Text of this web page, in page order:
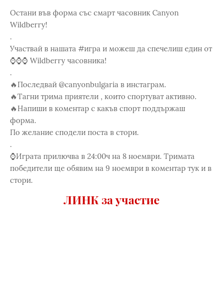
Остани във форма със смарт часовник Canyon
Wildberry!
.
Участвай в нашата #игра и можеш да спечелиш един от
⌚️⌚️⌚️ Wildberry часовника!
.
🔥Последвай @canyonbulgaria в инстаграм.
🔥Тагни трима приятели , които спортуват активно.
🔥Напиши в коментар с какъв спорт поддържаш
форма.
По желание сподели поста в стори.
.
⌚️Играта прилючва в 24:00ч на 8 ноември. Тримата
победители ще обявим на 9 ноември в коментар тук и в
стори.
ЛИНК за участие